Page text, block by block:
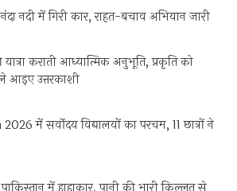
नदी में गिरी कार, राहत-बचाव अभियान जारी
कराती आध्यात्मिक अनुभूति, प्रकृति को
आइए उत्तरकाशी
में सर्वोदय विद्यालयों का परचम, 11 छात्रों ने